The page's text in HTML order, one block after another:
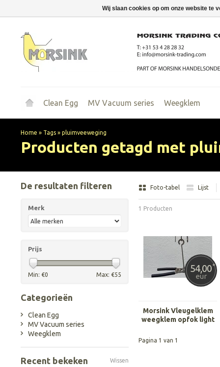
Clean Egg MV Vacuum series Weegklem
Home » Tags » pluimveeweging
Producten getagd met
Foto-tabel Lijst
1 Producten
54,00*
eur
Morsink Vleugelklem
weegklem opfok light
Pagina 1 van 1
De resultaten filteren
Merk
Prijs
Min: €0 Max: €55
Categorieën
Clean Egg
MV Vacuum series
Weegklem
Recent bekeken Wissen
Wij slaan cookies op om onze website te